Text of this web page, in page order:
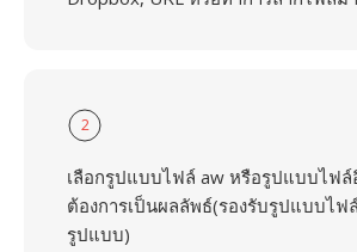
2
เลือกรูปแบบไฟล์ aw หรือรูปแบบไฟ
ต้องการเป็นผลลัพธ์(รองรับรูปแบบไฟ
รูปแบบ)